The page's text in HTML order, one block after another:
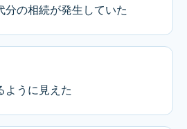
分の相続が発生していた
ように見えた